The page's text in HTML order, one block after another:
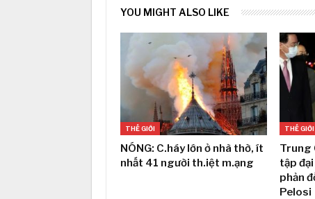
YOU MIGHT ALSO LIKE
THẾ GIỚI
NÓNG: C.háy lớn ở nhà thờ, ít
nhất 41 người th.iệt m.ạng
THẾ GIỚI
Trung
tập
phản
Pelosi